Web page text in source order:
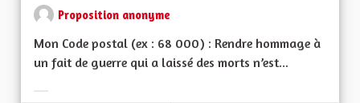
Proposition anonyme
Mon Code postal (ex : 68 000) : Rendre hommage à
un fait de guerre qui a laissé des morts n’est...